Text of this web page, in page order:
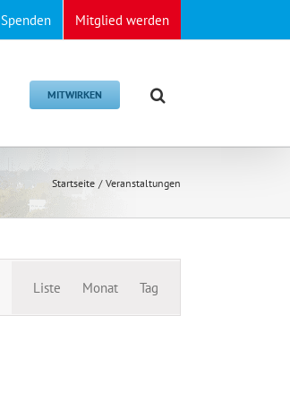
Spenden Mitglied werden
MITWIRKEN
Startseite Veranstaltungen
Ansichten-
Navigation
Liste Monat Tag